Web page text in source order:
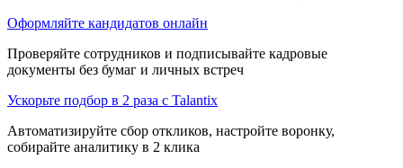
Оформляйте кандидатов онлайн
Проверяйте сотрудников и подписывайте кадровые
документы без бумаг и личных встреч
Ускорьте подбор в 2 раза с Talantix
Автоматизируйте сбор откликов, настройте воронку,
собирайте аналитику в 2 клика